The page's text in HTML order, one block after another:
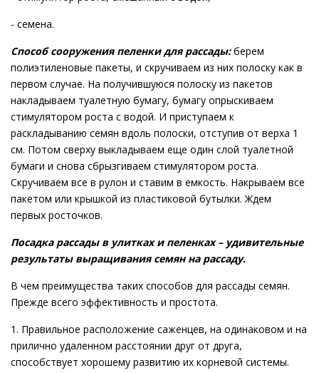
- семена.
Способ сооружения пеленки для рассады:берем
полиэтиленовые пакеты, и скручиваем из них полоску как в
первом случае. На получившуюся полоску из пакетов
накладываем туалетную бумагу, бумагу опрыскиваем
стимулятором роста с водой. И приступаем к
раскладыванию семян вдоль полоски, отступив от верха 1
см. Потом сверху выкладываем еще один слой туалетной
бумаги и снова сбрызгиваем стимулятором роста.
Скручиваем все в рулон и ставим в емкость. Накрываем все
пакетом или крышкой из пластиковой бутылки. Ждем
первых росточков.
Посадка рассады в улитках и пеленках – удивительные
результаты выращивания семян на рассаду.
В чем преимущества таких способов для рассады семян.
Прежде всего эффективность и простота.
1. Правильное расположение саженцев, на одинаковом и на
прилично удаленном расстоянии друг от друга,
способствует хорошему развитию их корневой системы.